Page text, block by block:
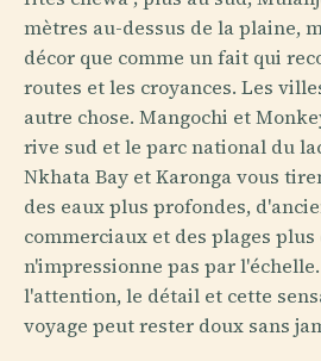
mètres au-dessus de la plaine,
décor que comme un fait qui
routes et les croyances. Les
autre chose. Mangochi et
rive sud et le parc national du
Nkhata Bay et Karonga vous
des eaux plus profondes,
commerciaux et des plages
n'impressionne pas par
l'attention, le détail et cette
voyage peut rester doux sans